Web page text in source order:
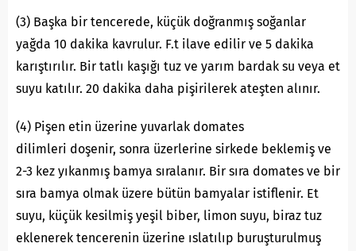
(3) Başka bir tencerede, küçük doğranmış soğanlar
yağda 10 dakika kavrulur. F.t ilave edilir ve 5 dakika
karıştırılır. Bir tatlı kaşığı tuz ve yarım bardak su veya et
suyu katılır. 20 dakika daha pişirilerek ateşten alınır.
(4) Pişen etin üzerine yuvarlak domates
dilimleri doşenir, sonra üzerlerine sirkede beklemiş ve
2-3 kez yıkanmış bamya sıralanır. Bir sıra domates ve bir
sıra bamya olmak üzere bütün bamyalar istiflenir. Et
suyu, küçük kesilmiş yeşil biber, limon suyu, biraz tuz
eklenerek tencerenin üzerine ıslatılıp buruşturulmuş